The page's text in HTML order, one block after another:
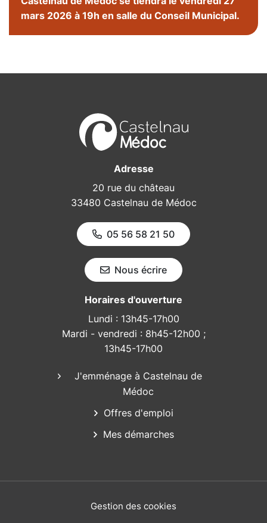
mars 2026 à 19h en salle du Conseil Municipal.
Adresse
20 rue du château
33480 Castelnau de Médoc
05 56 58 21 50
Nous écrire
Horaires d'ouverture
Lundi : 13h45-17h00
Mardi - vendredi : 8h45-12h00 ;
13h45-17h00
J'emménage à Castelnau de
Médoc
Offres d'emploi
Mes démarches
Gestion des cookies